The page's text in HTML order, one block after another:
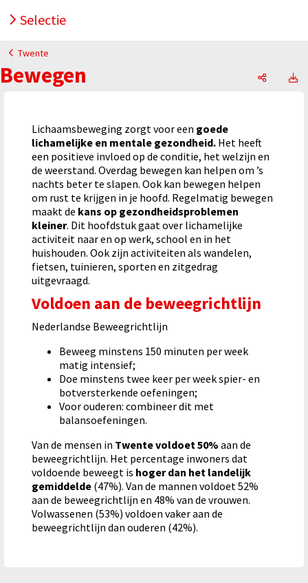
Selectie
Twente
Bewegen
Lichaamsbeweging zorgt voor een goede
lichamelijke en mentale gezondheid. Het heeft
een positieve invloed op de conditie, het welzijn en
de weerstand. Overdag bewegen kan helpen om ’s
nachts beter te slapen. Ook kan bewegen helpen
om rust te krijgen in je hoofd. Regelmatig bewegen
maakt de kans op gezondheidsproblemen
kleiner. Dit hoofdstuk gaat over lichamelijke
activiteit naar en op werk, school en in het
huishouden. Ook zijn activiteiten als wandelen,
fietsen, tuinieren, sporten en zitgedrag
uitgevraagd.
Voldoen aan de beweegrichtlijn
Nederlandse Beweegrichtlijn
Beweeg minstens 150 minuten per week
matig intensief;
Doe minstens twee keer per week spier- en
botversterkende oefeningen;
Voor ouderen: combineer dit met
balansoefeningen.
Van de mensen in Twente voldoet 50% aan de
beweegrichtlijn. Het percentage inwoners dat
voldoende beweegt is hoger dan het landelijk
gemiddelde (47%). Van de mannen voldoet 52%
aan de beweegrichtlijn en 48% van de vrouwen.
Volwassenen (53%) voldoen vaker aan de
beweegrichtlijn dan ouderen (42%).